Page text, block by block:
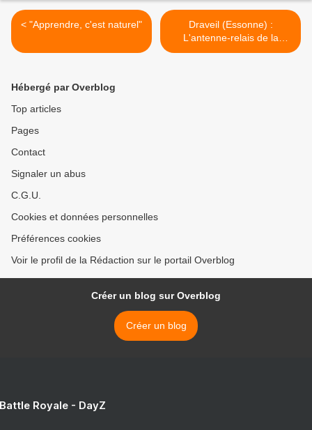
< "Apprendre, c'est naturel"
Draveil (Essonne) :
L'antenne-relais de la
discorde incendiée >
Hébergé par Overblog
Top articles
Pages
Contact
Signaler un abus
C.G.U.
Cookies et données personnelles
Préférences cookies
Voir le profil de la Rédaction sur le portail Overblog
Créer un blog sur Overblog
Créer un blog
Royale - DayZ